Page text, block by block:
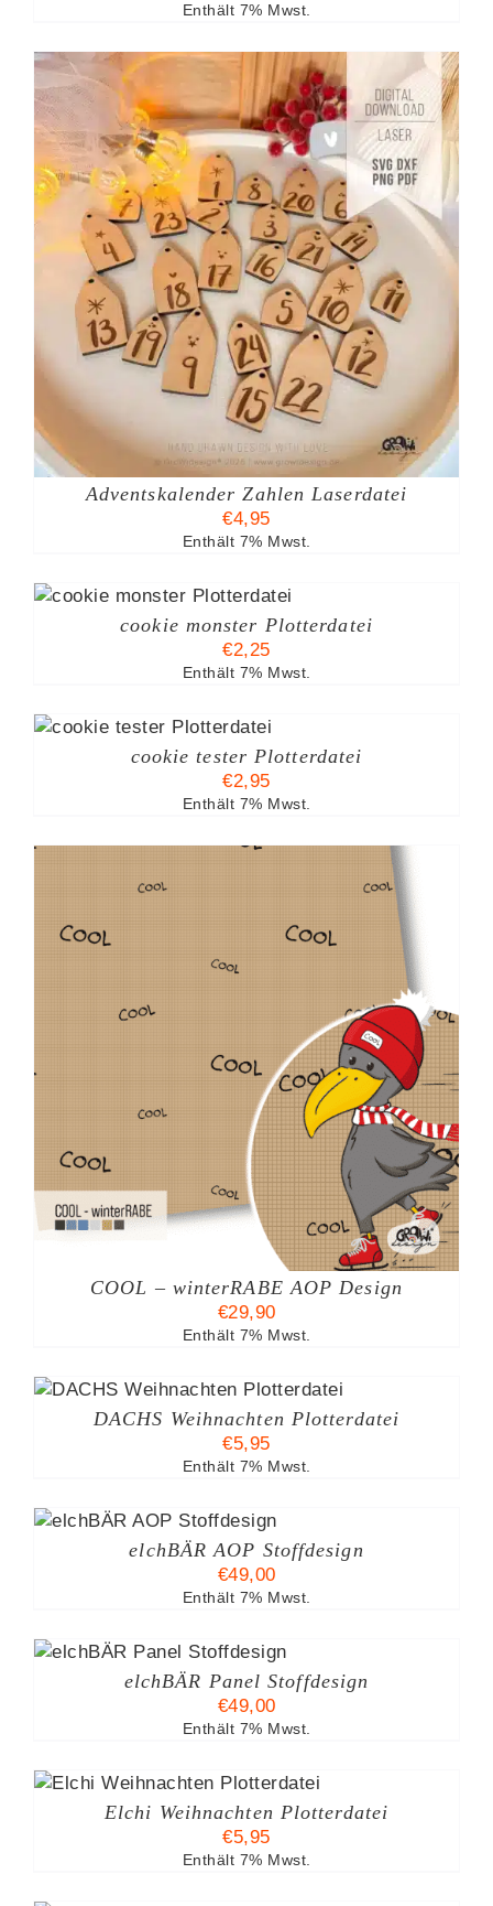
Enthält 7% Mwst.
Adventskalender Zahlen Laserdatei
€4,95
Enthält 7% Mwst.
cookie monster Plotterdatei
€2,25
Enthält 7% Mwst.
cookie tester Plotterdatei
€2,95
Enthält 7% Mwst.
COOL – winterRABE AOP Design
€29,90
Enthält 7% Mwst.
DACHS Weihnachten Plotterdatei
€5,95
Enthält 7% Mwst.
elchBÄR AOP Stoffdesign
€49,00
Enthält 7% Mwst.
elchBÄR Panel Stoffdesign
€49,00
Enthält 7% Mwst.
Elchi Weihnachten Plotterdatei
€5,95
Enthält 7% Mwst.